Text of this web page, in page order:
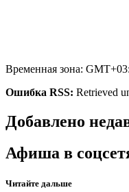
Временная зона:
Ошибка RSS: Retrieved
Добавлено
Афиша в
Читайте дальше